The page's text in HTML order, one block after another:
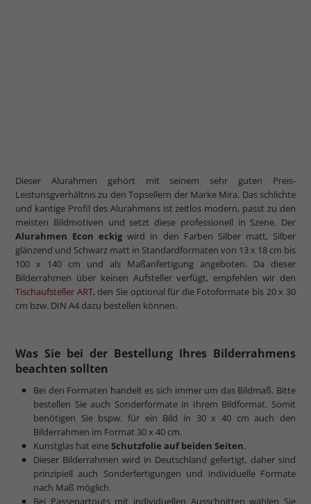
Dieser Alurahmen gehört mit seinem sehr guten Preis-
Leistunsgverhältnis zu den Topsellern der Marke Mira. Das schlichte
und kantige Profil des Alurahmens ist zeitlos modern, passt zu den
meisten Bildmotiven und setzt diese professionell in Szene. Der
Alurahmen Econ eckig wird in den Farben Silber matt, Silber
glänzend und Schwarz matt in Standardformaten von 13 x 18 cm bis
100 x 140 cm und als Maßanfertigung angeboten. Da dieser
Bilderrahmen über keinen Aufsteller verfügt, empfehlen wir den
Tischaufsteller ART, den Sie optional für die Fotoformate bis 20 x 30
cm bzw. DIN A4 dazu bestellen können.
Was Sie bei der Bestellung Ihres Bilderrahmens
beachten sollten
Bei den Formaten handelt es sich immer um das Bildmaß. Bitte
bestellen Sie auch Sonderformate in Ihrem Bildformat. Somit
benötigen Sie bspw. für ein Bild in 30 x 40 cm auch den
Bilderrahmen im Format 30 x 40 cm.
Kunstglas hat eineSchutzfolie auf beiden Seiten.
Dieser Bilderrahmen wird in Deutschland gefertigt, daher sind
prinzipiell auch Sonderfertigungen und individuelle Formate
nach Maß möglich.
Bei Passepartouts mit individuellen Ausschnitten wählen Sie